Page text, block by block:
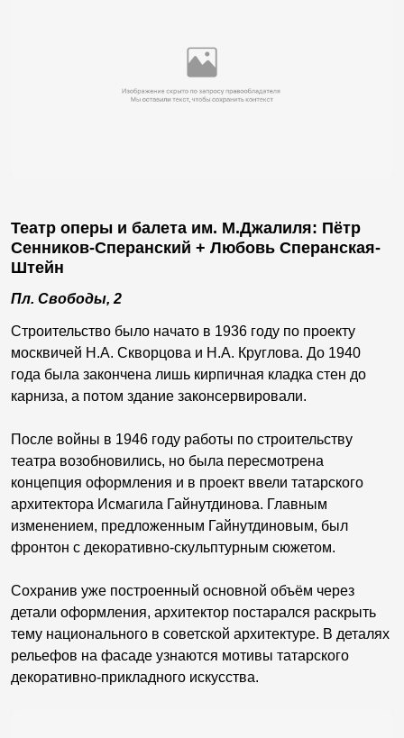
Театр оперы и балета им. М.Джалиля: Пётр
Сенников-Сперанский + Любовь Сперанская-
Штейн
Пл. Свободы, 2
Строительство было начато в 1936 году по проекту
москвичей Н.А. Скворцова и Н.А. Круглова. До 1940
года была закончена лишь кирпичная кладка стен до
карниза, а потом здание законсервировали.
После войны в 1946 году работы по строительству
театра возобновились, но была пересмотрена
концепция оформления и в проект ввели татарского
архитектора Исмагила Гайнутдинова. Главным
изменением, предложенным Гайнутдиновым, был
фронтон с декоративно-скульптурным сюжетом.
Сохранив уже построенный основной объём через
детали оформления, архитектор постарался раскрыть
тему национального в советской архитектуре. В деталях
рельефов на фасаде узнаются мотивы татарского
декоративно-прикладного искусства.